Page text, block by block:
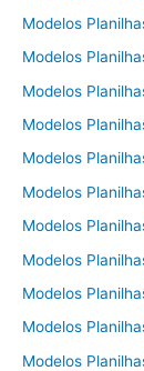
Modelos
Modelos
Modelos
Modelos
Modelos
Modelos
Modelos
Modelos
Modelos
Modelos
Modelos